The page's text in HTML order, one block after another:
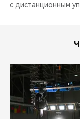
с дистанционным